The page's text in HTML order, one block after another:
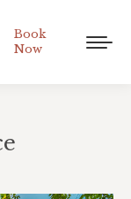
Book
Now